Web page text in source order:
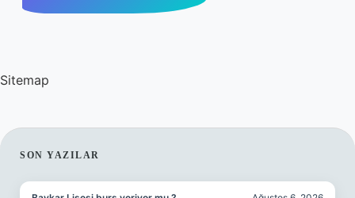
Sitemap
SIDEBAR
SON YAZILAR